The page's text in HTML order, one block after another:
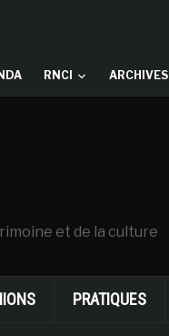
RNCI ARCHIVES
et de la culture
PRATIQUES